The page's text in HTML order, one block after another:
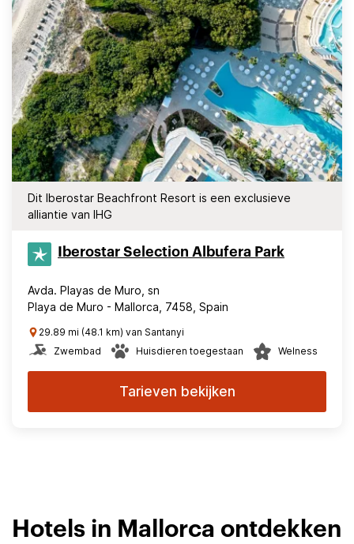
Dit Iberostar Beachfront Resort is een exclusieve
alliantie van IHG
Iberostar Selection​ Albufera Park
Avda. Playas de Muro, sn
Playa de Muro - Mallorca, 7458, Spain
29.89 mi (48.1 km) van Santanyi
Zwembad
Huisdieren toegestaan Welness
Tarieven bekijken
Hotels in Mallorca ontdekken